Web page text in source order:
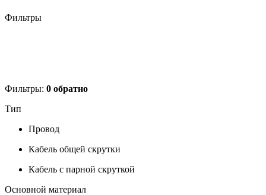
Фильтры
Фильтры: 0 обратно
Тип
Провод
Кабель общей скрутки
Кабель с парной скруткой
Основной материал